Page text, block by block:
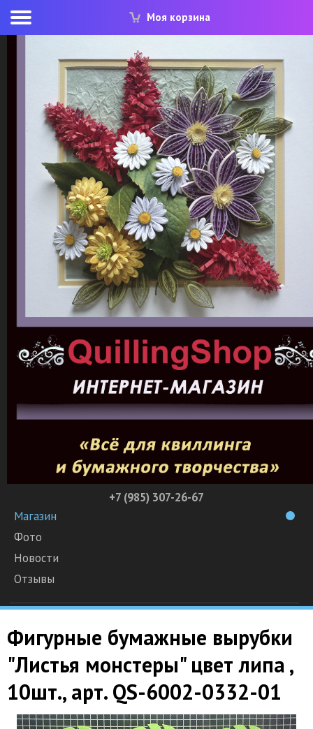
Моя корзина
+7 (985) 307-26-67
Магазин
Фото
Новости
Отзывы
Фигурные бумажные вырубки
"Листья монстеры" цвет липа ,
10шт., арт. QS-6002-0332-01